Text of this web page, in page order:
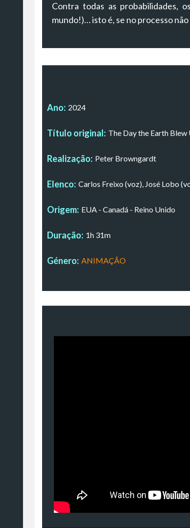
Contra todas as probabilidades,
mundo!)… isto é, se no processo
Ano: 2024
Título original: The Day the Earth
Realização: Peter Browngardt
Elenco: Carlos Freixo (voz), José Lobo
Origem: EUA - Canadá - Reino Unido
Duração: 1h 31m
Género: ANIMAÇÃO